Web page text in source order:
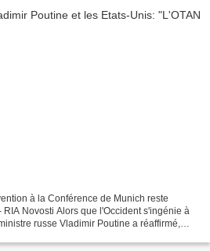
à la Conférence de Munich reste
RIA Novosti Alors que l'Occident s'ingénie à
russe Vladimir Poutine a réaffirmé,